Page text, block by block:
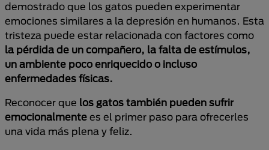
demostrado que los gatos pueden experimentar
emociones similares a la depresión en humanos. Esta
tristeza puede estar relacionada con factores como
la pérdida de un compañero, la falta de estímulos,
un ambiente poco enriquecido o incluso
enfermedades físicas.
Reconocer que los gatos también pueden sufrir
emocionalmente es el primer paso para ofrecerles
una vida más plena y feliz.